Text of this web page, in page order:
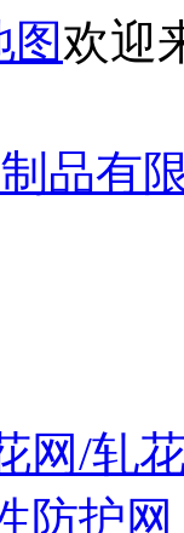
图欢迎
网/轧
防护网